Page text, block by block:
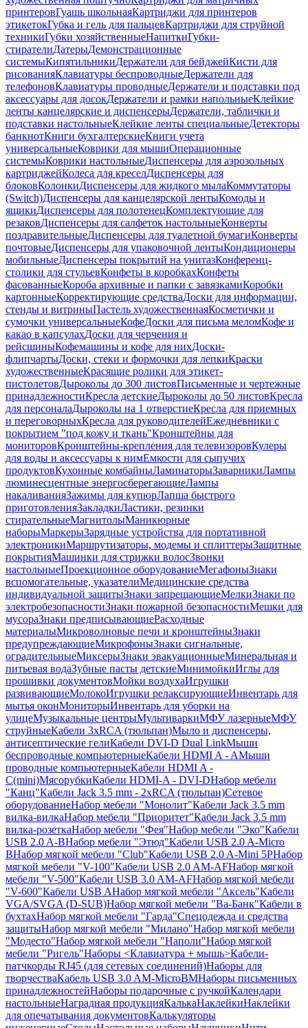
принтеровГуашь школьнаяКартриджи для принтеров
этикетокГубка и гель для пальцевКартриджи для струйной
техникиГубки хозяйственныеНапиткиГубки-
стирателиДатерыДемонстрационные
системыКипятильникиДержатели для бейджейКисти для
рисованияКлавиатуры беспроводныеДержатели для
телефоновКлавиатуры проводныеДержатели и подставки под
аксессуары для досокДержатели и рамки напольныеКлейкие
ленты канцелярские и диспенсерыДержатели, таблички и
подставки настольныеКлейкие ленты специальныеДетекторы
банкнотКниги бухгалтерскиеКниги учета
универсальныеКоврики для мышиОперационные
системыКоврики настольныеДиспенсеры для аэрозольных
картриджейКолеса для креселДиспенсеры для
блоковКолонкиДиспенсеры для жидкого мылаКоммутаторы
(Switch)Диспенсеры для канцелярской лентыКомоды и
ящикиДиспенсеры для полотенецКомплектующие для
резаковДиспенсеры для салфеток настольныеКонверты
поздравительныеДиспенсеры для туалетной бумагиКонверты
почтовыеДиспенсеры для упаковочной лентыКондиционеры
мобильныеДиспенсеры покрытий на унитазКонференц-
столики для стульевКонфеты в коробкахКонфеты
фасованныеКороба архивные и папки с завязкамиКоробки
картонныеКорректирующие средстваДоски для информации,
стенды и витриныПастель художественнаяКосметички и
сумочки универсальныеКофеДоски для письма меломКофе и
какао в капсулахДоски для черчения и
рейсшиныКофемашины и кофе для нихДоски-
флипчартыДоски, стеки и формочки для лепкиКраски
художественныеКрасящие ролики для этикет-
пистолетовДыроколы до 300 листовПисьменные и чертежные
принадлежностиКресла детскиеДыроколы до 50 листовКресла
для персоналаДыроколы на 1 отверстиеКресла для приемных
и переговорныхКресла для руководителейЕжедневники с
покрытием "под кожу и ткань"Кронштейны для
мониторовКронштейны-крепления для телевизоровКулеры
для воды и аксессуары к нимЕмкости для сыпучих
продуктовКухонные комбайныЛаминаторыЗаварникиЛампы
люминесцентные энергосберегающиеЛампы
накаливанияЗажимы для купюрЛапша быстрого
приготовленияЗакладкиЛастики, резинки
стирательныеМагнитолыМаникюрные
наборыМаркерыЗарядные устройства для портативной
электроникиМаршрутизаторы, модемы и сплиттерыЗащитные
покрытияМашинки для стрижки волосЗвонки
настольныеПроекционное оборудованиеМегафоныЗнаки
вспомогательные, указателиМедицинские средства
индивидуальной защитыЗнаки запрещающиеМелкиЗнаки по
электробезопасностиЗнаки пожарной безопасностиМешки для
мусораЗнаки предписывающиеРасходные
материалыМикроволновые печи и кронштейныЗнаки
предупреждающиеМикрофоныЗнаки сигнальные,
оградительныеМиксерыЗнаки эвакуационныеМинеральная и
питьевая водаЗубные пасты детскиеМинимойкиИглы для
прошивки документовМойки воздухаИгрушки
развивающиеМолокоИгрушки релаксирующиеИнвентарь для
мытья оконМониторыИнвентарь для уборки на
улицеМузыкальные центрыМультиваркиМФУ лазерныеМФУ
струйныеКабели 3xRCA (тюльпан)Мыло и диспенсеры,
антисептические гелиКабели DVI-D Dual LinkМыши
беспроводные компьютерныеКабели HDMI A - AМыши
проводные компьютерныеКабели HDMI A -
C(mini)МясорубкиКабели HDMI-A - DVI-DНабор мебели
"Канц"Кабели Jack 3.5 mm - 2xRCA (тюльпан)Сетевое
оборудованиеНабор мебели "Монолит"Кабели Jack 3.5 mm
вилка-вилкаНабор мебели "Приоритет"Кабели Jack 3.5 mm
вилка-розеткаНабор мебели "Фея"Набор мебели "Эко"Кабели
USB 2.0 A-BНабор мебели "Этюд"Кабели USB 2.0 A-Micro
BНабор мягкой мебели "Club"Кабели USB 2.0 A-Mini 5PНабор
мягкой мебели "V-100"Кабели USB 2.0 AM-AFНабор мягкой
мебели "V-500"Кабели USB 3.0 AM-AFНабор мягкой мебели
"V-600"Кабели USB AНабор мягкой мебели "Аксель"Кабели
VGA/SVGA (D-SUB)Набор мягкой мебели "Ва-Банк"Кабели в
бухтахНабор мягкой мебели "Гарда"Спецодежда и средства
защитыНабор мягкой мебели "Милано"Набор мягкой мебели
"Модесто"Набор мягкой мебели "Наполи"Набор мягкой
мебели "Ригель"Наборы <Клавиатура + мышь>Кабели-
патчкорды RJ45 (для сетевых соединений)Наборы для
творчестваКабель USB 3.0 AM-MicroBMНаборы письменных
принадлежностейНаборы подарочные с ручкойКалендари
настольныеНаградная продукцияКалькаНаклейкиНаклейки
для опечатывания документовКалькуляторы